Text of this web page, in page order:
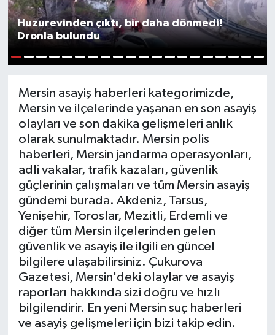
Huzurevinden çıktı, bir daha dönmedi!
Dronla bulundu
Mersin asayiş haberleri kategorimizde,
Mersin ve ilçelerinde yaşanan en son asayiş
olayları ve son dakika gelişmeleri anlık
olarak sunulmaktadır. Mersin polis
haberleri, Mersin jandarma operasyonları,
adli vakalar, trafik kazaları, güvenlik
güçlerinin çalışmaları ve tüm Mersin asayiş
gündemi burada. Akdeniz, Tarsus,
Yenişehir, Toroslar, Mezitli, Erdemli ve
diğer tüm Mersin ilçelerinden gelen
güvenlik ve asayiş ile ilgili en güncel
bilgilere ulaşabilirsiniz. Çukurova
Gazetesi, Mersin'deki olaylar ve asayiş
raporları hakkında sizi doğru ve hızlı
bilgilendirir. En yeni Mersin suç haberleri
ve asayiş gelişmeleri için bizi takip edin.